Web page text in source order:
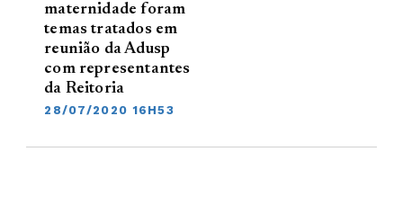
maternidade foram
temas tratados em
reunião da Adusp
com representantes
da Reitoria
28/07/2020 16H53